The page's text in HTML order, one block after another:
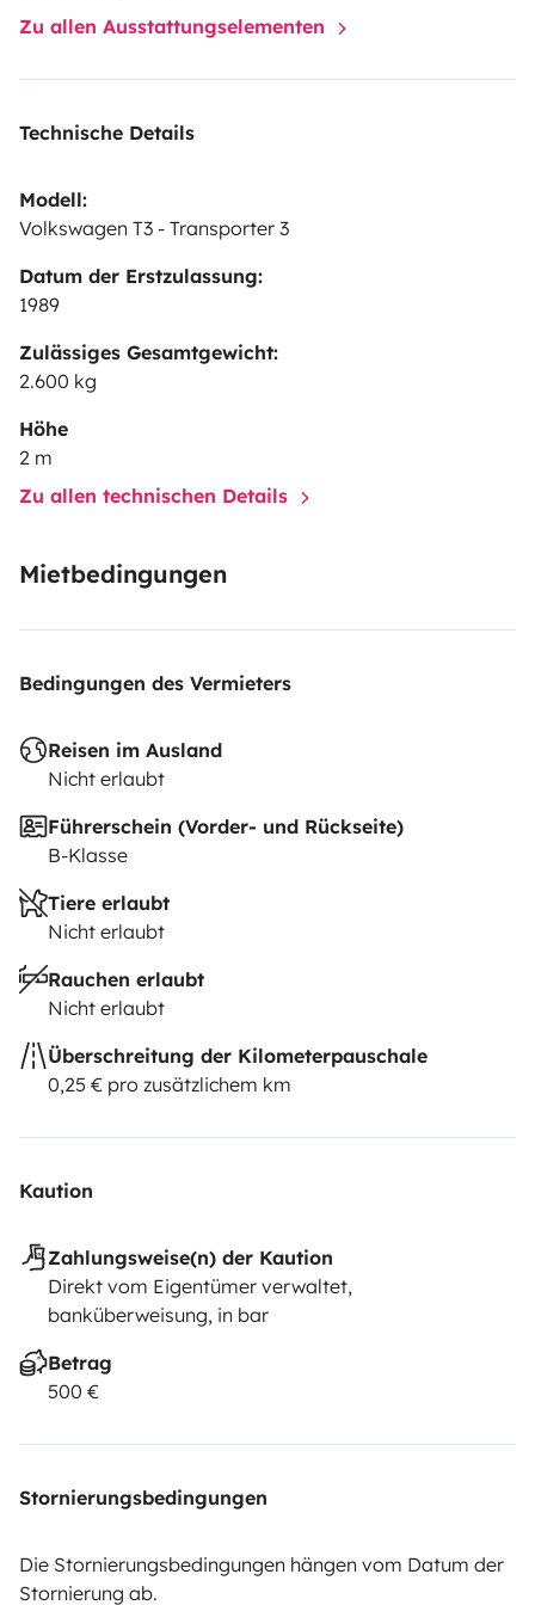
Zu allen Ausstattungselementen
Technische Details
Modell:
Volkswagen T3 - Transporter 3
Datum der Erstzulassung:
1989
Zulässiges Gesamtgewicht:
2.600 kg
Höhe
2 m
Zu allen technischen Details
Mietbedingungen
Bedingungen des Vermieters
Reisen im Ausland
Nicht erlaubt
Führerschein (Vorder- und Rückseite)
B-Klasse
Tiere erlaubt
Nicht erlaubt
Rauchen erlaubt
Nicht erlaubt
Überschreitung der Kilometerpauschale
0,25 € pro zusätzlichem km
Kaution
Zahlungsweise(n) der Kaution
Direkt vom Eigentümer verwaltet,
banküberweisung, in bar
Betrag
500 €
Stornierungsbedingungen
Die Stornierungsbedingungen hängen vom Datum der
Stornierung ab.